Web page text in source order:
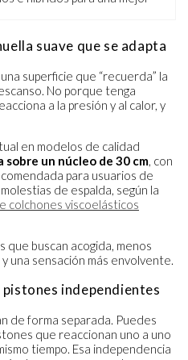
suave que se adapta
superficie que “recuerda” la
No porque tenga
a la presión y al calor, y
en modelos de calidad
sobre un núcleo de 30 cm, con
para usuarios de
de espalda, según la
colchones viscoelásticos
que buscan acogida, menos
una sensación más envolvente.
independientes
de forma separada. Puedes
que reaccionan uno a uno
tiempo. Esa independencia